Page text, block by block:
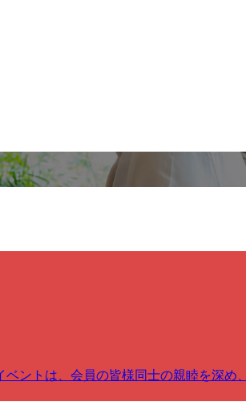
ントは、会員の皆様同士の親睦を深め